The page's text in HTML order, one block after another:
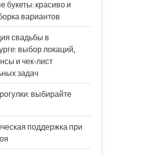
букеты: красиво и
вариантов
свадьбы в
выбор локаций,
и чек‑лист
задач
выбирайте
поддержка при